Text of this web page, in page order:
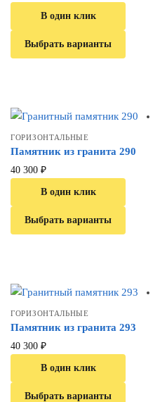
В один клик
Выбрать варианты
ГОРИЗОНТАЛЬНЫЕ
Памятник из гранита 290
40 300 ₽
В один клик
Выбрать варианты
ГОРИЗОНТАЛЬНЫЕ
Памятник из гранита 293
40 300 ₽
В один клик
Выбрать варианты